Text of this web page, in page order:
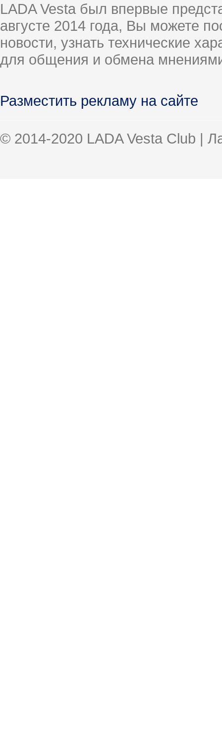
LADA Vesta был впервые
августе 2014 года, Вы можете
новости, узнать технические
для общения и обмена
Разместить рекламу на сайте
© 2014-2020 LADA Vesta Club |